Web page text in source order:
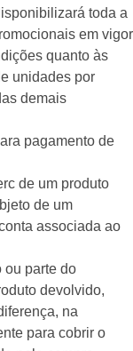
toda a
em vigor
quanto às
unidades por
demais
pagamento de
de um produto
de um
associada ao
ou parte do
devolvido,
na
para cobrir o